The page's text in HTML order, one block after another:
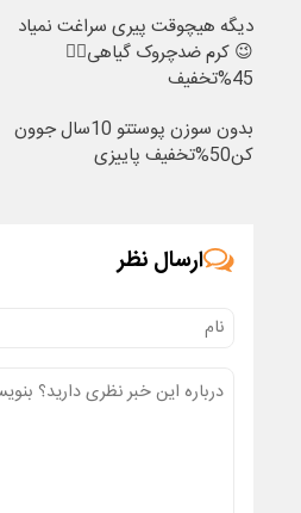
دیگه هیچوقت پیری سراغت نمیاد
😉 کرم ضدچروک گیاهی👈🏻
45%تخفیف
بدون سوزن پوستتو 10سال جوون
کن50%تخفیف پاییزی
ارسال نظر